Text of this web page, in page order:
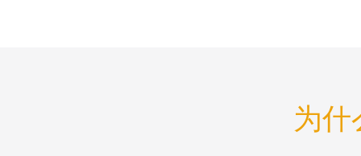
为什